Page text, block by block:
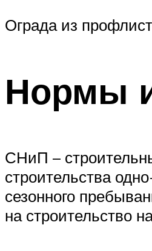
Ограда из
Нормы
СНиП –
строительства
сезонного
на строительство